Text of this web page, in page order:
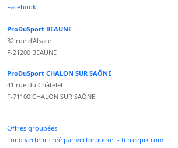
Facebook
ProDuSport BEAUNE
32 rue d'Alsace
F-21200 BEAUNE
ProDuSport CHALON SUR SAÔNE
41 rue du Châtelet
F-71100 CHALON SUR SAÔNE
Offres groupées
Fond vecteur créé par vectorpocket - fr.freepik.com